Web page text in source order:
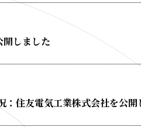
しました
住友電気工業株式会社を公開